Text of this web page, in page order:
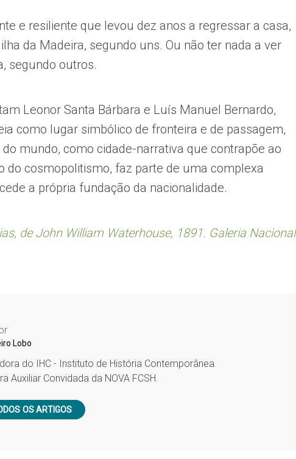
e resiliente que levou dez anos a regressar a casa,
da Madeira, segundo uns. Ou não ter nada a ver
segundo outros.
Leonor Santa Bárbara e Luís Manuel Bernardo,
como lugar simbólico de fronteira e de passagem,
mundo, como cidade-narrativa que contrapõe ao
do cosmopolitismo, faz parte de uma complexa
a própria fundação da nacionalidade.
de John William Waterhouse, 1891. Galeria Nacional
Lobo
do IHC - Instituto de História Contemporânea.
Auxiliar Convidada da NOVA FCSH.
OS ARTIGOS